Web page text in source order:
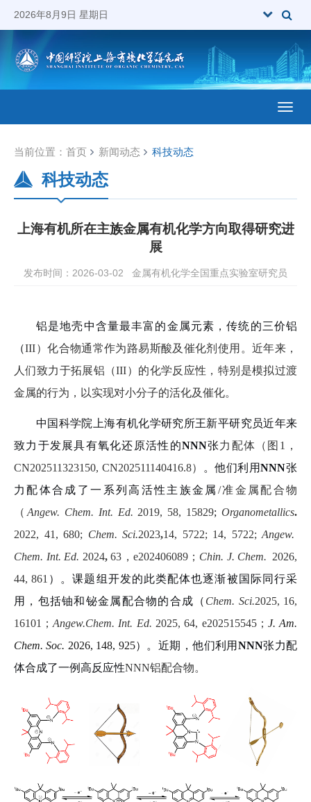
2026年8月9日 星期日
当前位置： 首页 新闻动态 科技动态
科技动态
上海有机所在主族金属有机化学方向取得研究进
展
发布时间：2026-03-02 金属有机化学全国重点实验室研究员
铝是地壳中含量最丰富的金属元素，传统的三价铝
（III）化合物通常作为路易斯酸及催化剂使用。近年来，
人们致力于拓展铝（III）的化学反应性，特别是模拟过渡
金属的行为，以实现对小分子的活化及催化。
中国科学院上海有机化学研究所王新平研究员近年来
致力于发展具有氧化还原活性的NNN张力配体（图 1
，
CN202511323150, CN202511140416.8） 。他们利用NNN张
力配体合成了一系列高活性主族金属 /准金属配合物
（ Angew. Chem. Int. Ed. 2019, 58, 15829; Organometallics.
2022, 41 , 680; Chem. Sci.2023,14, 5722; 14, 5722;Angew.
Chem. Int. Ed. 2024,63 ， e202406089 ； Chin. J. Chem. 2026,
44, 861 ）。课题组开发的此类配体也逐渐被国际同行采
用，包括铀和铋金属配合物的合成（ Chem. Sci.2025, 16,
16101 ； Angew.Chem. Int. Ed. 2025, 64, e202515545； J. Am.
Chem. Soc. 2026, 148, 925）。近期，他们利用 NNN张力配
体合成了一例高反应性NNN铝配合物。